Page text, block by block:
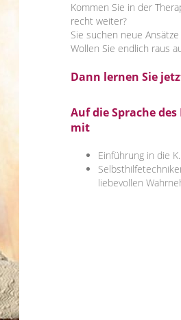
Kommen Sie in der
recht weiter?
Sie suchen neue
Wollen Sie endlich raus
Dann lernen Sie
Auf die Sprache
mit
Einführung in die
liebevollen